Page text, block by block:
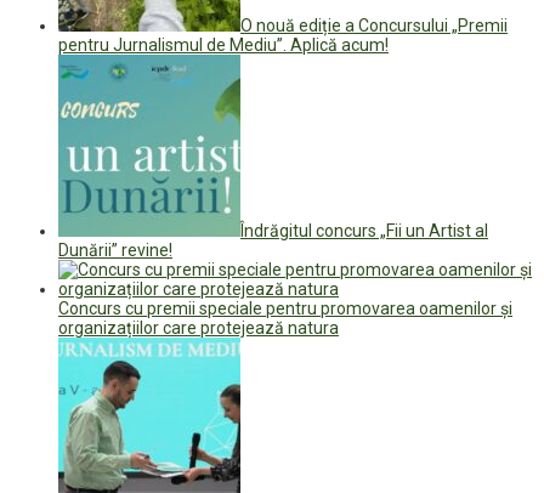
O nouă ediție a Concursului „Premii
pentru Jurnalismul de Mediu”. Aplică acum!
Îndrăgitul concurs „Fii un Artist al
Dunării” revine!
Concurs cu premii speciale pentru promovarea oamenilor și
organizațiilor care protejează natura